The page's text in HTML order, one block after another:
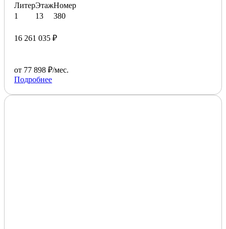
Литер
1
Этаж
13
Номер
380
16 261 035 ₽
от 77 898 ₽/мес.
Подробнее